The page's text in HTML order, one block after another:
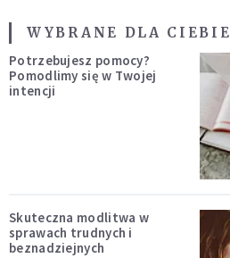
WYBRANE DLA CIEBIE
Potrzebujesz pomocy?
Pomodlimy się w Twojej
intencji
Skuteczna modlitwa w
sprawach trudnych i
beznadziejnych